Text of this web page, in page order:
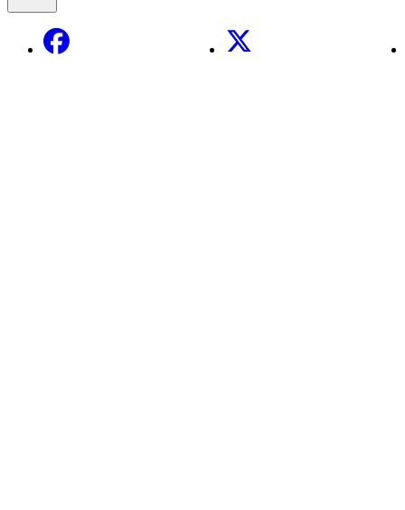
Facebook X